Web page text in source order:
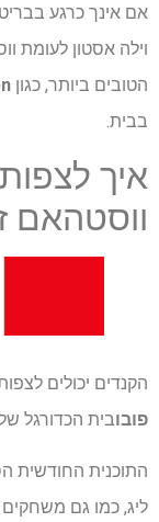
אם אינך כרגע
הטובים ביותר, כגון
בבית.
איך
ווסטהאם
הקנדים יכולים
פובובית הכדורגל
התוכנית החודשית